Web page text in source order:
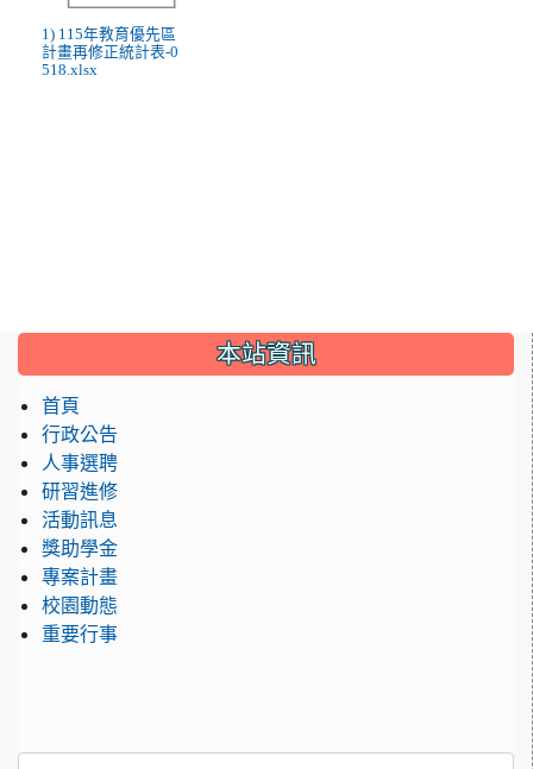
1) 115年教育優先區
計畫再修正統計表-0
518.xlsx
::: 本站資訊
首頁
行政公告
人事選聘
研習進修
活動訊息
獎助學金
專案計畫
校園動態
重要行事